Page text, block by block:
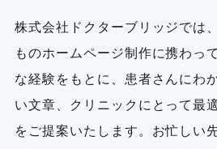
株式会社ドクターブリッジでは
ものホームページ制作に携わっ
な経験をもとに、患者さんにわ
い文章、クリニックにとって最
をご提案いたします。お忙しい